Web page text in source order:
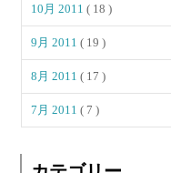
10月 2011( 18 )
9月 2011( 19 )
8月 2011( 17 )
7月 2011( 7 )